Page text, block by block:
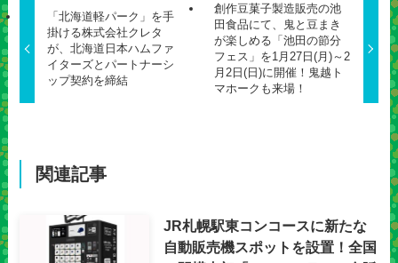
「北海道軽パーク」を手
掛ける株式会社クレタ
が、北海道日本ハムファ
イターズとパートナーシ
ップ契約を締結
創作豆菓子製造販売の池
田食品にて、鬼と豆まき
が楽しめる「池田の節分
フェス」を1月27日(月)～2
月2日(日)に開催！鬼越ト
マホークも来場！
関連記事
JR札幌駅東コンコースに新たな
自動販売機スポットを設置！全国